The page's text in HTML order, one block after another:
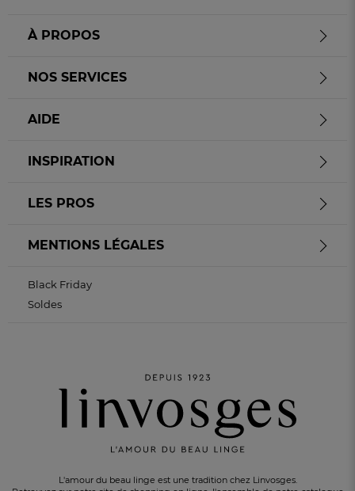
L'amour du beau linge est une tradition chez Linvosges.
À PROPOS
NOS SERVICES
AIDE
INSPIRATION
LES PROS
MENTIONS LÉGALES
Black Friday
Soldes